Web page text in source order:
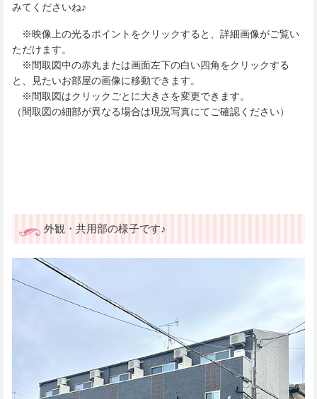
みてくださいね♪
※映像上の光るポイントをクリックすると、詳細画像がご覧い
ただけます。
※間取図中の赤丸または画面左下の白い四角をクリックする
と、見たいお部屋の画像に移動できます。
※間取図はクリックごとに大きさを変更できます。
（間取図の細部が異なる場合は現況写真にてご確認ください）
外観・共用部の様子です♪